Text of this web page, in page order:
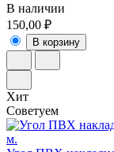
В наличии
150,00 ₽
В корзину
Хит
Советуем